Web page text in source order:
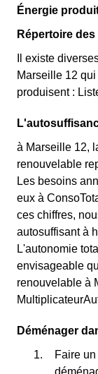
Énergie
Répertoire
Il existe
Marseille 12
produisent :
à Marseille 12,
renouvelable
Les besoins
eux à
ces chiffres,
autosuffisant à
L'autonomie
envisageable
renouvelable à
Déménager
Faire